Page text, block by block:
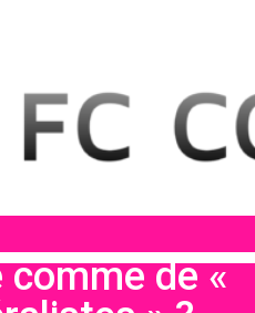
internes
comme de «